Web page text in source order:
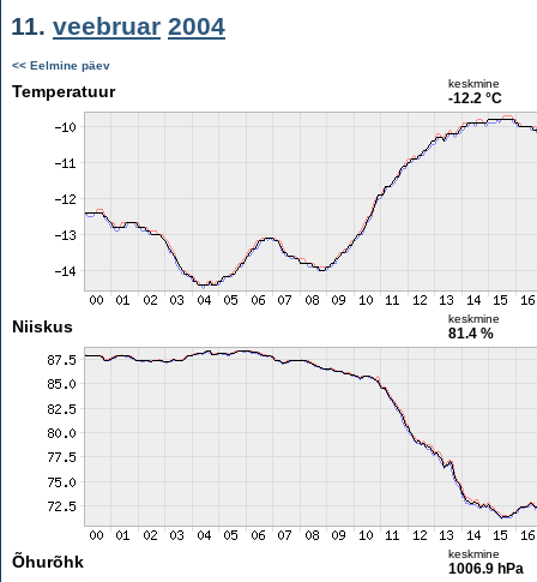
11. veebruar 2004
<< Eelmine päev
Temperatuur keskmine
-12.2 °C
Niiskus keskmine
81.4 %
Õhurõhk keskmine
1006.9 hPa